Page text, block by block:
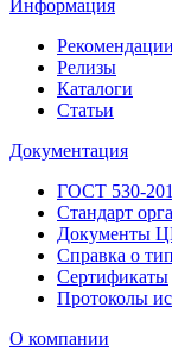
Информация
Рекомендации
Релизы
Каталоги
Статьи
Документация
ГОСТ 530-
Стандарт
Документы
Справка о
Сертификаты
Протоколы
О компании